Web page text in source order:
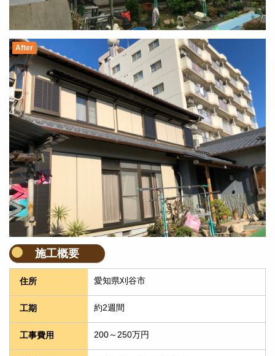
After
施工概要
住所 愛知県刈谷市
工期 約2週間
工事費用 200～250万円